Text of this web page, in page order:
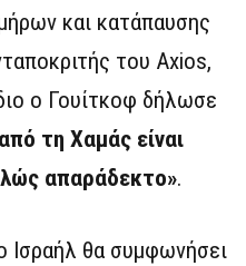
και κατάπαυσης
του Axios,
ο Γουίτκοφ δήλωσε
τη Χαμάς είναι
απαράδεκτο».
θα συμφωνήσει